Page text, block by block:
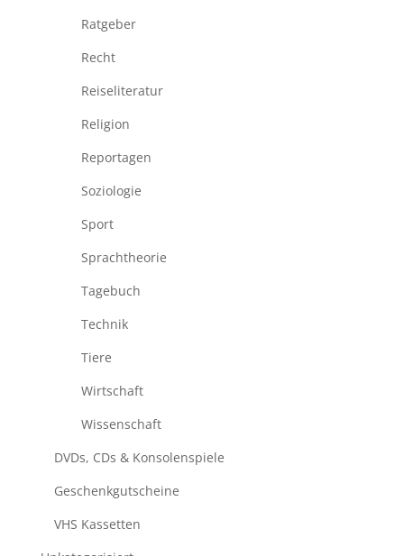
Ratgeber
Recht
Reiseliteratur
Religion
Reportagen
Soziologie
Sport
Sprachtheorie
Tagebuch
Technik
Tiere
Wirtschaft
Wissenschaft
DVDs, CDs & Konsolenspiele
Geschenkgutscheine
VHS Kassetten